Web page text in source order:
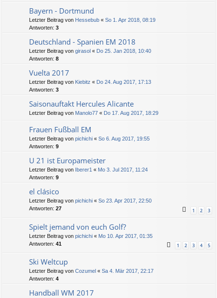
Bayern - Dortmund
Letzter Beitrag von Hessebub « So 1. Apr 2018, 08:19
Antworten: 3
Deutschland - Spanien EM 2018
Letzter Beitrag von girasol « Do 25. Jan 2018, 10:40
Antworten: 8
Vuelta 2017
Letzter Beitrag von Kiebitz « Do 24. Aug 2017, 17:13
Antworten: 3
Saisonauftakt Hercules Alicante
Letzter Beitrag von Manolo77 « Do 17. Aug 2017, 18:29
Frauen Fußball EM
Letzter Beitrag von pichichi « So 6. Aug 2017, 19:55
Antworten: 9
U 21 ist Europameister
Letzter Beitrag von Iberer1 « Mo 3. Jul 2017, 11:24
Antworten: 9
el clásico
Letzter Beitrag von pichichi « So 23. Apr 2017, 22:50
Antworten: 27 1 2 3
Spielt jemand von euch Golf?
Letzter Beitrag von pichichi « Mo 10. Apr 2017, 01:35
Antworten: 41 1 2 3 4 5
Ski Weltcup
Letzter Beitrag von Cozumel « Sa 4. Mär 2017, 22:17
Antworten: 4
Handball WM 2017